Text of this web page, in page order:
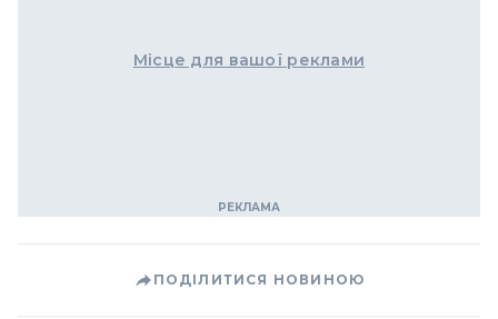
Місце для вашої реклами
ПОДІЛИТИСЯ НОВИНОЮ